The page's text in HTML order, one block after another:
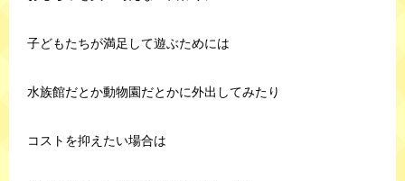
子どもたちが満足して遊ぶためには
水族館だとか動物園だとかに外出してみたり
コストを抑えたい場合は